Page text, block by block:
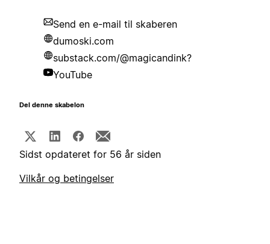
Send en e-mail til skaberen
dumoski.com
substack.com/@magicandink?
YouTube
Del denne skabelon
Sidst opdateret for 56 år siden
Vilkår og betingelser